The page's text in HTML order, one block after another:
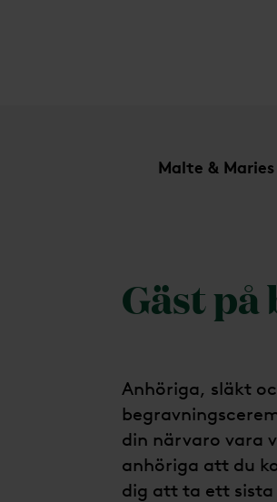
Malte &
Gäst
Anhöriga, släkt
din närvaro vara
anhöriga att du
dig att ta ett